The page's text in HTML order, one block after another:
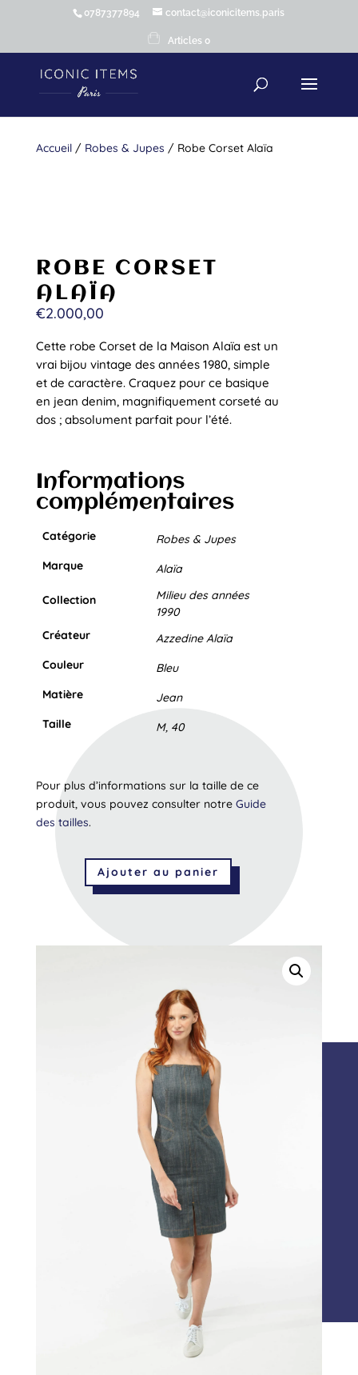
0787377894 contact@iconicitems.paris
Articles 0
Accueil/ Robes & Jupes / Robe Corset Alaïa
ROBE CORSET
ALAÏA
€2.000,00
Cette robe Corset de la Maison Alaïa est un
vrai bijou vintage des années 1980, simple
et de caractère. Craquez pour ce basique
en jean denim, magnifiquement corseté au
dos ; absolument parfait pour l’été.
Informations
complémentaires
Catégorie
Robes & Jupes
Marque
Alaïa
Collection
Milieu des années
1990
Créateur
Azzedine Alaïa
Couleur
Bleu
Matière
Jean
Taille
M, 40
Pour plus d’informations sur la taille de ce
produit, vous pouvez consulter notre Guide
des tailles.
Ajouter au panier